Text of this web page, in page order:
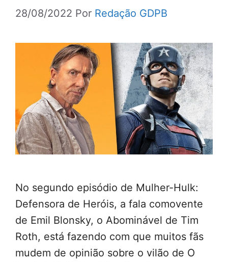
28/08/2022 Por Redação GDPB
No segundo episódio de Mulher-Hulk:
Defensora de Heróis, a fala comovente
de Emil Blonsky, o Abominável de Tim
Roth, está fazendo com que muitos fãs
mudem de opinião sobre o vilão de O